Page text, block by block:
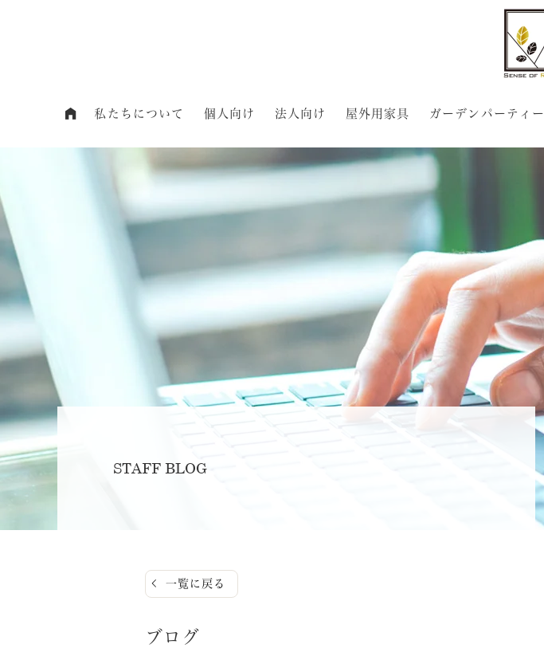
私たちについて 個人向け 法人向け 屋外用家具 ガーデンパーティー
STAFF BLOG
一覧に戻る
ブログ